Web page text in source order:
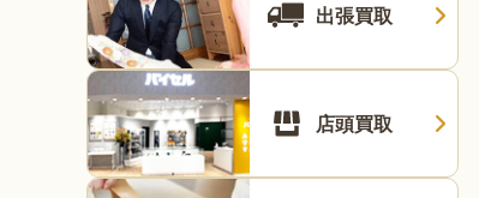
出張買取
店頭買取